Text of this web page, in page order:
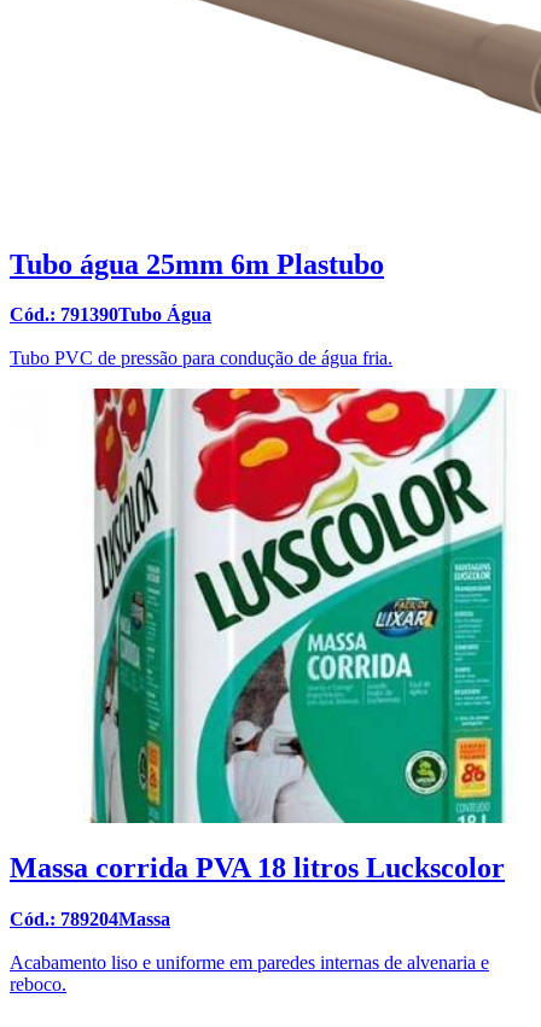
Tubo água 25mm 6m Plastubo
Cód.: 791390Tubo Água
Tubo PVC de pressão para condução de água fria.
Massa corrida PVA 18 litros Luckscolor
Cód.: 789204Massa
Acabamento liso e uniforme em paredes internas de alvenaria e
reboco.